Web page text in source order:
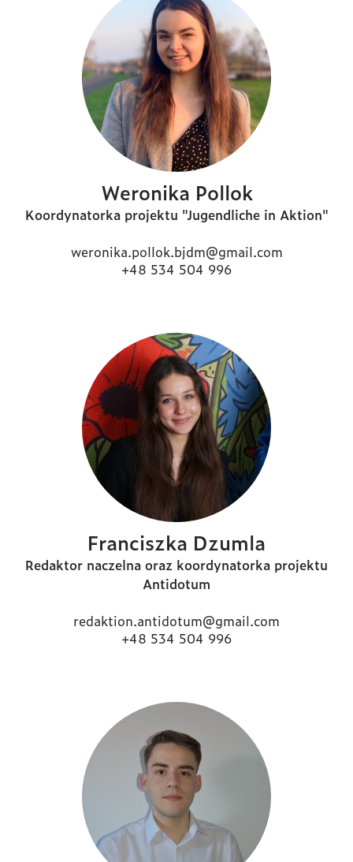
Weronika Pollok
Koordynatorka projektu "Jugendliche in Aktion"
weronika.pollok.bjdm@gmail.com
+48 534 504 996
Franciszka Dzumla
Redaktor naczelna oraz koordynatorka projektu
Antidotum
redaktion.antidotum@gmail.com
+48 534 504 996